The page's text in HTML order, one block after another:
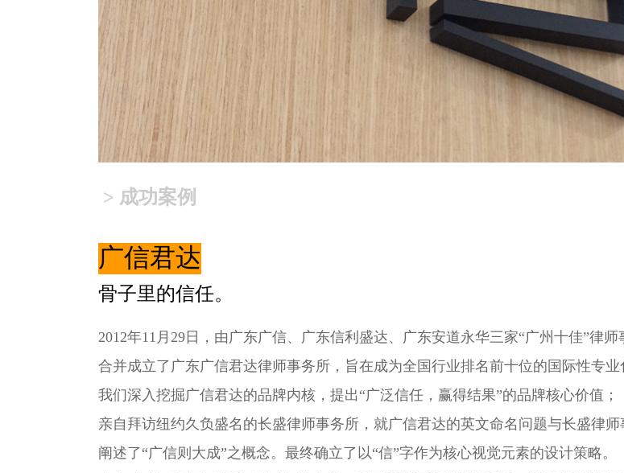
> 成功案例
广信君达
骨子里的信任。
2012年11月29日，由广东广信、广东信利盛达、广东安道永华三家“广州十佳”律
合并成立了广东广信君达律师事务所，旨在成为全国行业排名前十位的国际性专业
我们深入挖掘广信君达的品牌内核，提出“广泛信任，赢得结果”的品牌核心价值；
亲自拜访纽约久负盛名的长盛律师事务所，就广信君达的英文命名问题与长盛律师
阐述了“广信则大成”之概念。最终确立了以“信”字作为核心视觉元素的设计策略。